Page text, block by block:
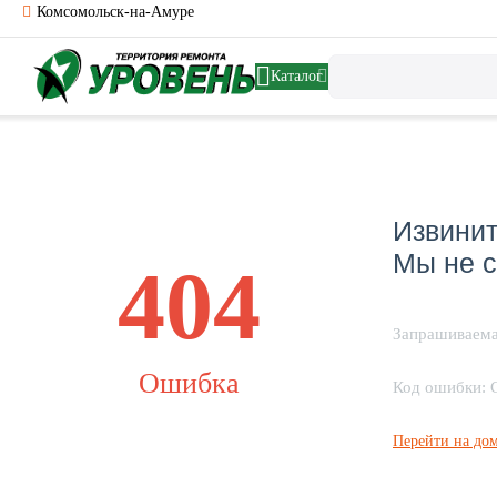
Комсомольск-на-Амуре
Каталог
404
Ошибка
Мы не
Код ошибки:
Перейти на